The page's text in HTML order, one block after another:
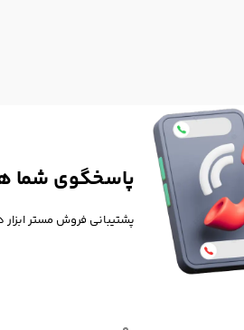
پاسخگوی شما
پشتیبانی فروش مستر